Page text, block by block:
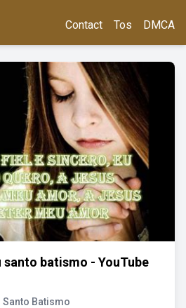
Contact Tos DMCA
batismo - YouTube
Santo Batismo